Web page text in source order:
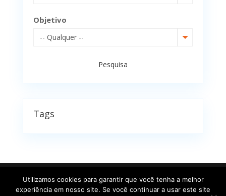
Objetivo
-- Qualquer --
Pesquisa
Tags
©Todos os direitos reservados Roberson Ribas |
Utilizamos cookies para garantir que você tenha a melhor
experiência em nosso site. Se você continuar a usar este site